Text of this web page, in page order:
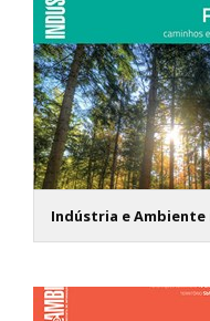
Indústria e Ambiente